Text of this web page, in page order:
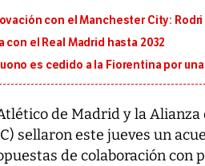
con el Manchester City:
con el Real Madrid hasta 2032
es cedido a la Fiorentina por
de Madrid y la Alianza
sellaron este jueves un
de colaboración con